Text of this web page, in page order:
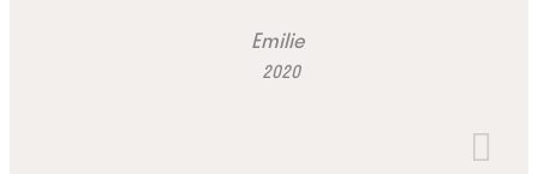
Emilie
2020